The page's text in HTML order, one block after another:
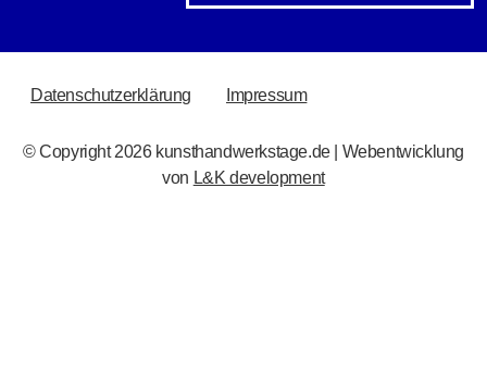
RECHTLICHES
Datenschutzerklärung Impressum
© Copyright 2026 kunsthandwerkstage.de | Webentwicklung
von L&K development